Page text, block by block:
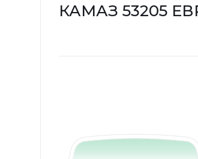
КАМАЗ 53205